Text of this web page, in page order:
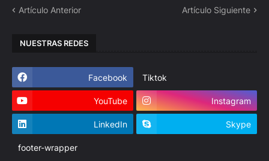
Artículo Anterior Artículo Siguiente
NUESTRAS REDES
Facebook Tiktok
YouTube Instagram
LinkedIn Skype
footer-wrapper